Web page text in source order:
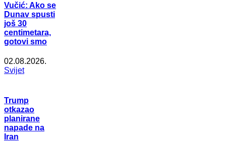
Vučić: Ako se
Dunav spusti
još 30
centimetara,
gotovi smo
02.08.2026.
Svijet
Trump
otkazao
planirane
napade na
Iran